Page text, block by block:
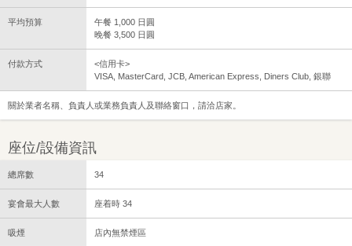
平均預算
午餐 1,000 日圓
晚餐 3,500 日圓
付款方式
<信用卡>
VISA, MasterCard, JCB, American Express, Diners Club, 銀聯
關於業者名稱、負責人或業務負責人及聯絡窗口，請洽店家。
座位/設備資訊
總席數 34
宴會最大人數 座着時 34
吸煙 店內無禁煙區